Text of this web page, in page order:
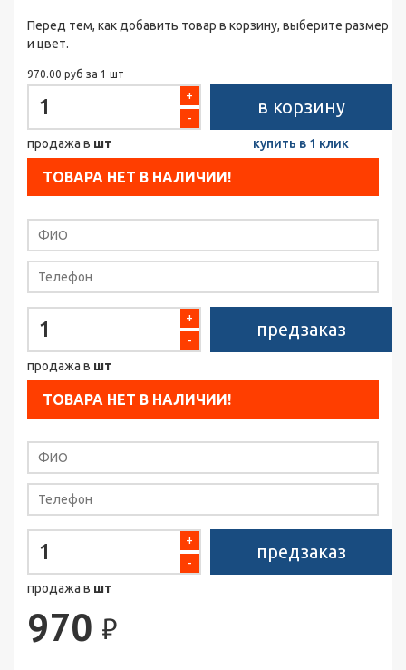
Перед тем, как добавить товар в корзину, выберите размер
и цвет.
970.00 руб за 1 шт
-
+
продажа в шт
в корзину
купить в 1 клик
ТОВАРА НЕТ В НАЛИЧИИ!
-
+
продажа в шт
предзаказ
ТОВАРА НЕТ В НАЛИЧИИ!
-
+
продажа в шт
предзаказ
970 ₽